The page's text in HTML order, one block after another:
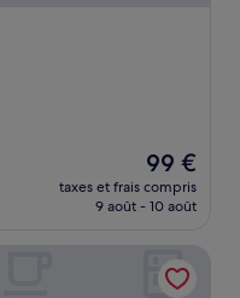
Le
nouveau
prix
de
99 €
99 €
taxes et frais compris
9 août - 10 août